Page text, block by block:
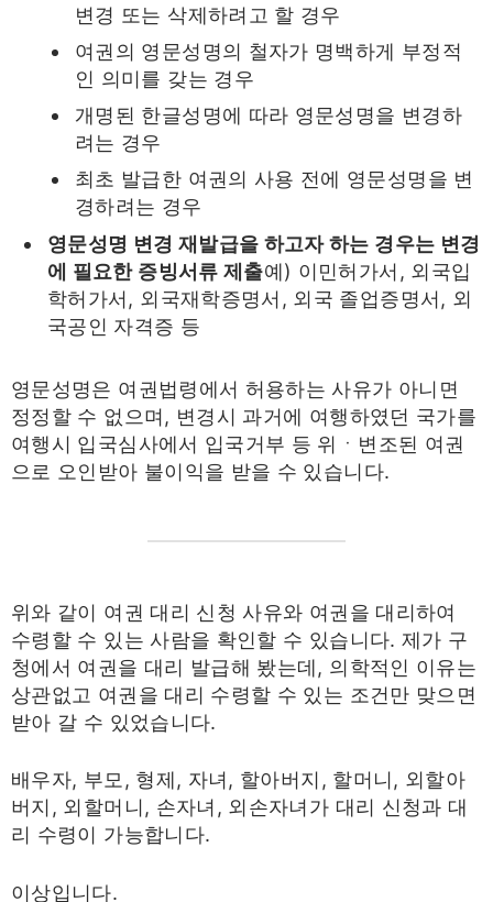
변경 또는 삭제하려고 할 경우
여권의 영문성명의 철자가 명백하게 부정적
인 의미를 갖는 경우
개명된 한글성명에 따라 영문성명을 변경하
려는 경우
최초 발급한 여권의 사용 전에 영문성명을 변
경하려는 경우
영문성명 변경 재발급을 하고자 하는 경우는 변경
에 필요한 증빙서류 제출예) 이민허가서, 외국입
학허가서, 외국재학증명서, 외국 졸업증명서, 외
국공인 자격증 등
영문성명은 여권법령에서 허용하는 사유가 아니면
정정할 수 없으며, 변경시 과거에 여행하였던 국가를
여행시 입국심사에서 입국거부 등 위ㆍ변조된 여권
으로 오인받아 불이익을 받을 수 있습니다.
위와 같이 여권 대리 신청 사유와 여권을 대리하여
수령할 수 있는 사람을 확인할 수 있습니다. 제가 구
청에서 여권을 대리 발급해 봤는데, 의학적인 이유는
상관없고 여권을 대리 수령할 수 있는 조건만 맞으면
받아 갈 수 있었습니다.
배우자, 부모, 형제, 자녀, 할아버지, 할머니, 외할아
버지, 외할머니, 손자녀, 외손자녀가 대리 신청과 대
리 수령이 가능합니다.
이상입니다.